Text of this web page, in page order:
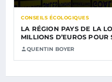
CONSEILS ÉCOLOGIQUES
LA RÉGION PAYS DE LA
MILLIONS D’EUROS POUR
QUENTIN BOYER